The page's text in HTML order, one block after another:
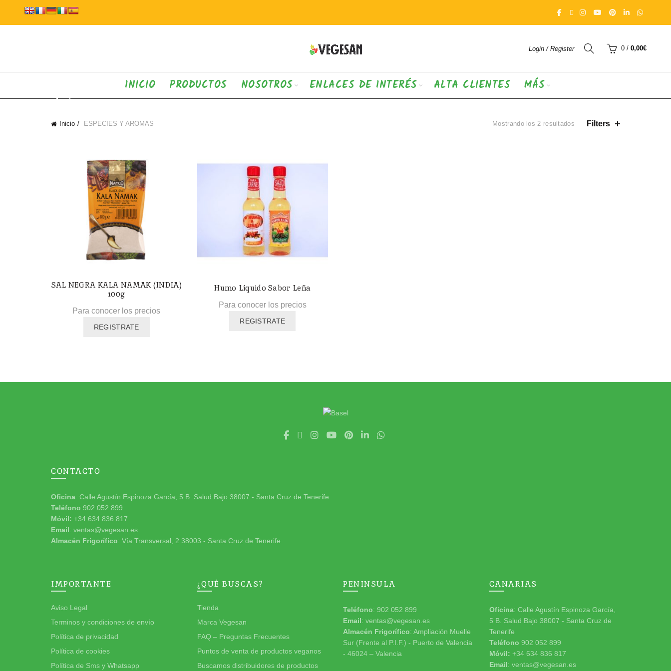
Login / Register 0 / 0,00€
INICIO PRODUCTOS NOSOTROS ENLACES DE INTERÉS ALTA CLIENTES MÁS
Inicio ESPECIES Y AROMAS Mostrando los 2 resultados Ordenado
Filters
SAL NEGRA KALA NAMAK (INDIA)
100g
Para conocer los precios
REGISTRATE
Humo Liquido Sabor Leña
Para conocer los precios
REGISTRATE
CONTACTO
Oficina: Calle Agustín Espinoza García, 5 B. Salud Bajo 38007 - Santa Cruz de Tenerife
Teléfono 902 052 899
Móvil: +34 634 836 817
Email: ventas@vegesan.es
Almacén Frigorífico: Vía Transversal, 2 38003 - Santa Cruz de Tenerife
IMPORTANTE
Aviso Legal
Terminos y condiciones de envío
Política de privacidad
Política de cookies
Política de Sms y Whatsapp
¿QUÉ BUSCAS?
Tienda
Marca Vegesan
FAQ – Preguntas Frecuentes
Puntos de venta de productos veganos
Buscamos distribuidores de productos
PENINSULA
Teléfono: 902 052 899
Email: ventas@vegesan.es
Almacén Frigorífico: Ampliación Muelle
Sur (Frente al P.I.F.) - Puerto de Valencia
- 46024 – Valencia
CANARIAS
Oficina: Calle Agustín Espinoza García,
5 B. Salud Bajo 38007 - Santa Cruz de
Tenerife
Teléfono 902 052 899
Móvil: +34 634 836 817
Email: ventas@vegesan.es